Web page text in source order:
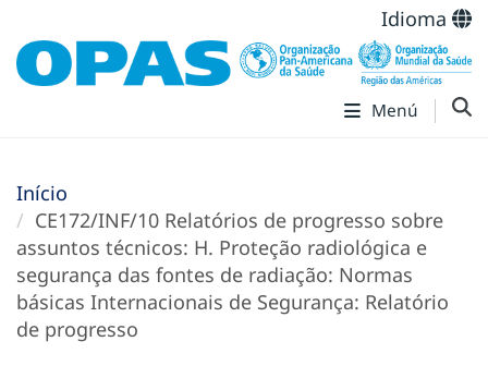
Idioma
Menú
Início
CE172/INF/10 Relatórios de progresso sobre
assuntos técnicos: H. Proteção radiológica e
segurança das fontes de radiação: Normas
básicas Internacionais de Segurança: Relatório
de progresso